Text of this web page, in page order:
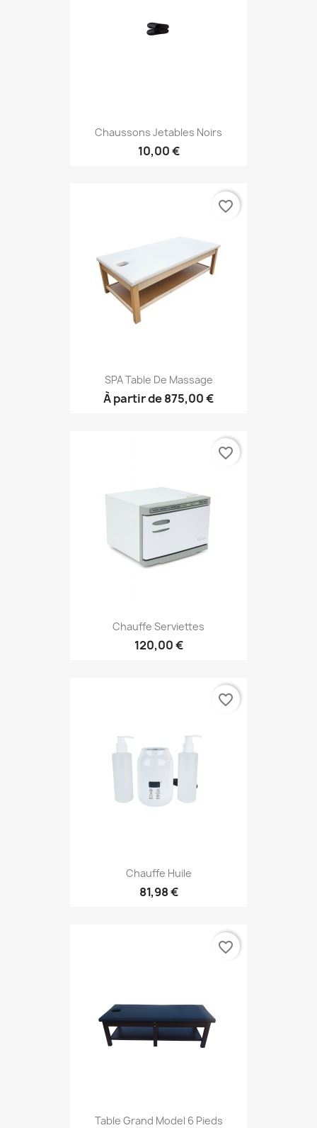
Chaussons Jetables Noirs
10,00 €
SPA Table De Massage
À partir de875,00 €
favorite_border
Chauffe Serviettes
120,00 €
favorite_border
Chauffe Huile
81,98 €
favorite_border
Table Grand Model 6 Pieds
favorite_border